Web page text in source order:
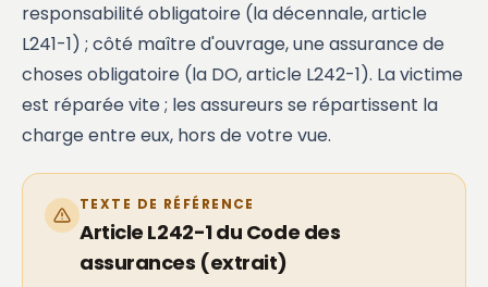
responsabilité obligatoire (ladécennale, article
L241-1) ; côté maître d'ouvrage, une assurance de
choses obligatoire (la DO, article L242-1). La victime
est réparée vite ; les assureurs se répartissent la
charge entre eux, hors de votre vue.
TEXTE DE RÉFÉRENCE
Article L242-1 du Code des
assurances (extrait)